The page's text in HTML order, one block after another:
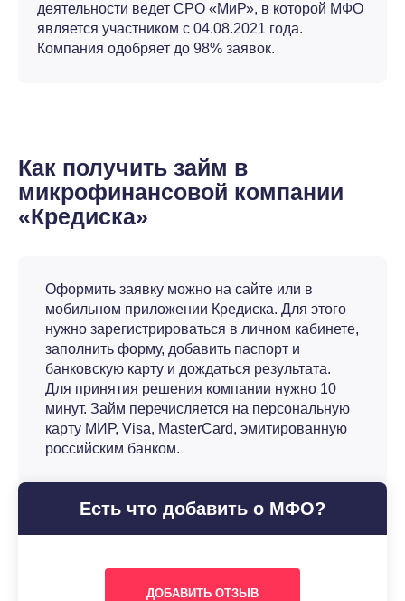
деятельности ведет СРО «МиР», в которой МФО
является участником с 04.08.2021 года.
Компания одобряет до 98% заявок.
Как получить займ в
микрофинансовой компании
«Кредиска»
Оформить заявку можно на сайте или в
мобильном приложении Кредиска. Для этого
нужно зарегистрироваться в личном кабинете,
заполнить форму, добавить паспорт и
банковскую карту и дождаться результата.
Для принятия решения компании нужно 10
минут. Займ перечисляется на персональную
карту МИР, Visa, MasterCard, эмитированную
российским банком.
Есть что добавить о МФО?
ДОБАВИТЬ ОТЗЫВ